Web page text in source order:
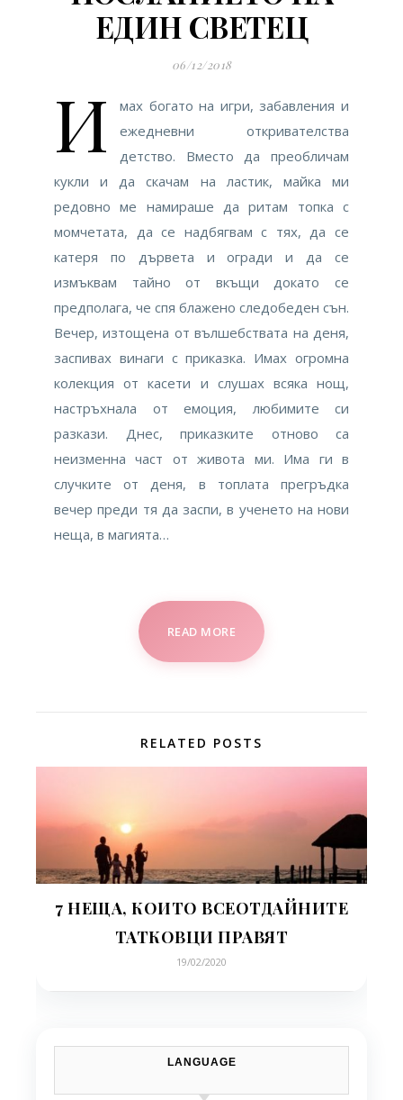
ЕДИН СВЕТЕЦ
06/12/2018
И
мах богато на игри, забавления и
ежедневни откривателства
детство. Вместо да преобличам
кукли и да скачам на ластик, майка ми
редовно ме намираше да ритам топка с
момчетата, да се надбягвам с тях, да се
катеря по дървета и огради и да се
измъквам тайно от вкъщи докато се
предполага, че спя блажено следобеден сън.
Вечер, изтощена от вълшебствата на деня,
заспивах винаги с приказка. Имах огромна
колекция от касети и слушах всяка нощ,
настръхнала от емоция, любимите си
разкази. Днес, приказките отново са
неизменна част от живота ми. Има ги в
случките от деня, в топлата прегръдка
вечер преди тя да заспи, в ученето на нови
неща, в магията…
READ MORE
RELATED POSTS
7 НЕЩА, КОИТО ВСЕОТДАЙНИТЕ
ТАТКОВЦИ ПРАВЯТ
19/02/2020
LANGUAGE